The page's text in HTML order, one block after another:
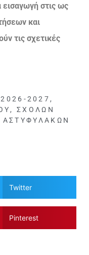
εισαγωγή στις ως
και
τις σχετικές
2027 ,
,ΣΧΟΛΏΝ
Twitter
Pinterest